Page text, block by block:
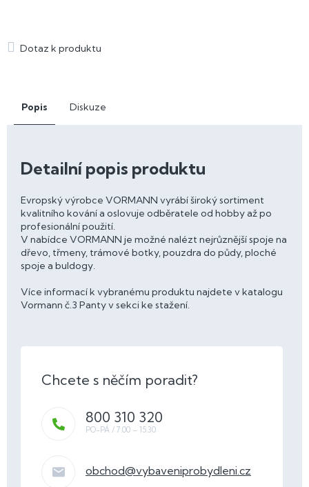
Popis Diskuze
Detailní popis produktu
Evropský výrobce VORMANN vyrábí široký sortiment
kvalitního kování a oslovuje odběratele od hobby až po
profesionální použití.
V nabídce VORMANN je možné nalézt nejrůznější spoje na
dřevo, třmeny, trámové botky, pouzdra do půdy, ploché
spoje a buldogy.
Více informací k vybranému produktu najdete v katalogu
Vormann č.3 Panty v sekci ke stažení.
obchod@vybaveniprobydleni.cz
800 310 320